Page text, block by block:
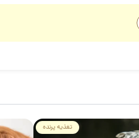
تغذیه پرنده